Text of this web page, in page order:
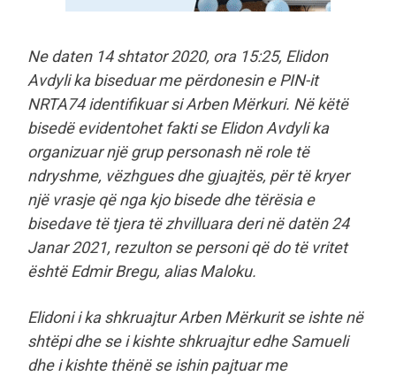
Ne daten 14 shtator 2020, ora 15:25, Elidon
Avdyli ka biseduar me përdonesin e PIN-it
NRTA74 identifikuar si Arben Mërkuri. Në këtë
bisedë evidentohet fakti se Elidon Avdyli ka
organizuar një grup personash në role të
ndryshme, vëzhgues dhe gjuajtës, për të kryer
një vrasje që nga kjo bisede dhe tërësia e
bisedave të tjera të zhvilluara deri në datën 24
Janar 2021, rezulton se personi që do të vritet
është Edmir Bregu, alias Maloku.
Elidoni i ka shkruajtur Arben Mërkurit se ishte në
shtëpi dhe se i kishte shkruajtur edhe Samueli
dhe i kishte thënë se ishin pajtuar me